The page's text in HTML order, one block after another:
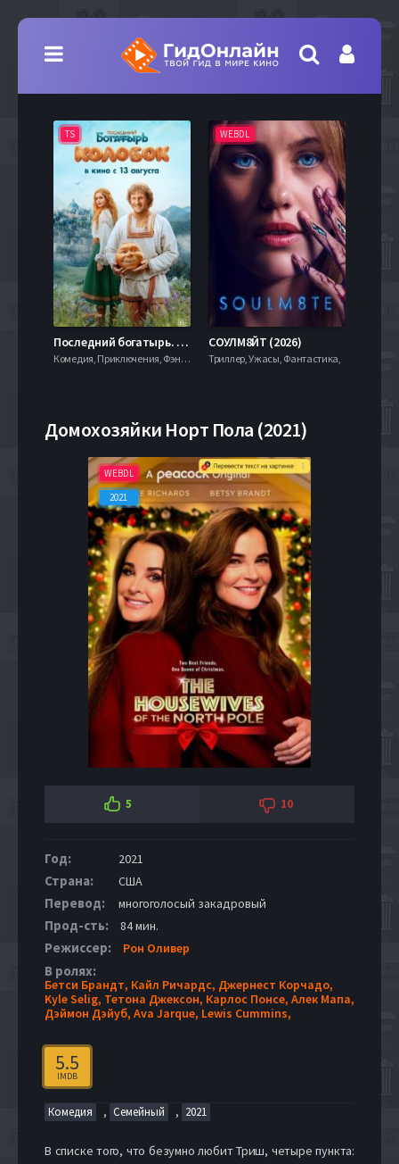
TS
Последний богатырь. Колобок (2026)
Комедия, Приключения, Фэнтези,
WEBDL
СОУЛМ8ЙТ (2026)
Триллер, Ужасы, Фантастика,
Домохозяйки Норт Пола (2021)
WEBDL
2021
5 10
Год: 2021
Страна: США
Перевод: многоголосый закадровый
Прод-сть: 84 мин.
Режиссер: Рон Оливер
В ролях:
Бетси Брандт, Кайл Ричардс, Джернест Корчадо,
Kyle Selig, Тетона Джексон, Карлос Понсе, Алек Мапа,
Дэймон Дэйуб, Ava Jarque, Lewis Cummins,
5.5
IMDB
Комедия , Семейный , 2021
В списке того, что безумно любит Триш, четыре пункта: